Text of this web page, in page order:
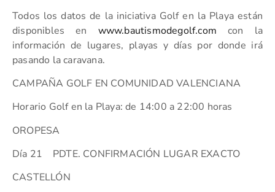
Todos los datos de la iniciativa Golf en la Playa están
disponibles en www.bautismodegolf.com con la
información de lugares, playas y días por donde irá
pasando la caravana.
CAMPAÑA GOLF EN COMUNIDAD VALENCIANA
Horario Golf en la Playa: de 14:00 a 22:00 horas
OROPESA
Día 21 PDTE. CONFIRMACIÓN LUGAR EXACTO
CASTELLÓN